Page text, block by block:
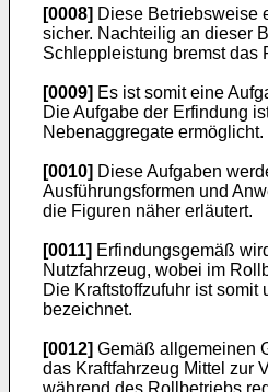
[0008] Diese Betriebsweise
sicher. Nachteilig an dieser
Schleppleistung bremst das
[0009] Es ist somit eine
Die Aufgabe der Erfindung
Nebenaggregate ermöglicht.
[0010] Diese Aufgaben
Ausführungsformen und
die Figuren näher erläutert.
[0011] Erfindungsgemäß
Nutzfahrzeug, wobei im
Die Kraftstoffzufuhr ist
bezeichnet.
[0012] Gemäß allgemeinen
das Kraftfahrzeug Mittel zur
während des Rollbetriebs